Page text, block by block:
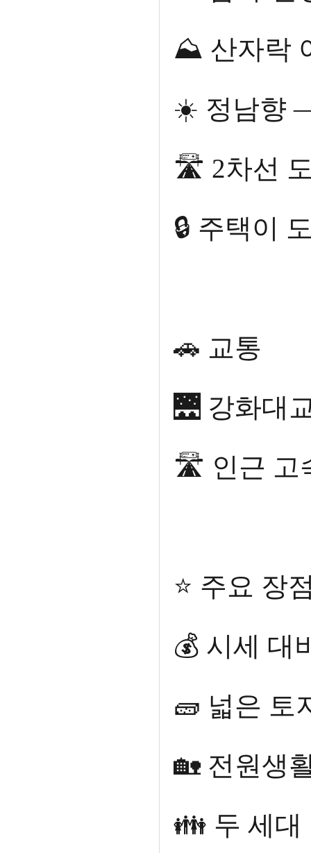
⛰️ 산자락
☀️ 정남향
🛣️ 2차선
🔒 주택이
🚗 교통
🌉 강화대
🛣️ 인근 고
⭐ 주요 장
💰 시세 대
🧱 넓은 토
🏡 전원생
👪 두 세대